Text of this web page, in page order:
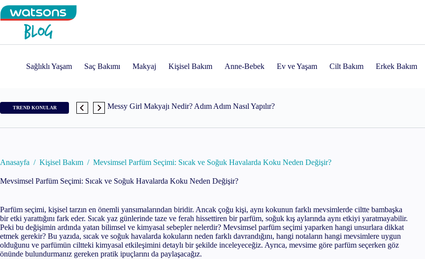
Skip
to
content
Sağlıklı Yaşam Saç Bakımı Makyaj Kişisel Bakım Anne-Bebek Ev ve Yaşam Cilt Bakım Erkek Bakım
TREND KONULAR Watercolor Makeup Trendi Nasıl Yapılır?
Skin Cycling Nasıl Yapılır? Adım Adım 4 Gecelik Rutin Rehberi
Tomato Red Nails Trendi
Vanilla Girl Makyajı Nedir ve Nasıl Yapılır?
Hailey Bieber’ın Cinnamon Girl Makyajı Nasıl Yapılır?
Anasayfa / Kişisel Bakım / Mevsimsel Parfüm Seçimi: Sıcak ve Soğuk Havalarda Koku Neden Değişir?
Mevsimsel Parfüm Seçimi: Sıcak ve Soğuk Havalarda Koku Neden Değişir?
Parfüm seçimi, kişisel tarzın en önemli yansımalarından biridir. Ancak çoğu kişi, aynı kokunun farklı mevsimlerde ciltte bambaşka
bir etki yarattığını fark eder. Sıcak yaz günlerinde taze ve ferah hissettiren bir parfüm, soğuk kış aylarında aynı etkiyi yaratmayabilir.
Peki bu değişimin ardında yatan bilimsel ve kimyasal sebepler nelerdir? Mevsimsel parfüm seçimi yaparken hangi unsurlara dikkat
etmek gerekir? Bu yazıda, sıcak ve soğuk havalarda kokuların neden farklı davrandığını, hangi notaların hangi mevsimlere uygun
olduğunu ve parfümün ciltteki kimyasal etkileşimini detaylı bir şekilde inceleyeceğiz. Ayrıca, mevsime göre parfüm seçerken göz
önünde bulundurmanız gereken pratik ipuçlarını da paylaşacağız.